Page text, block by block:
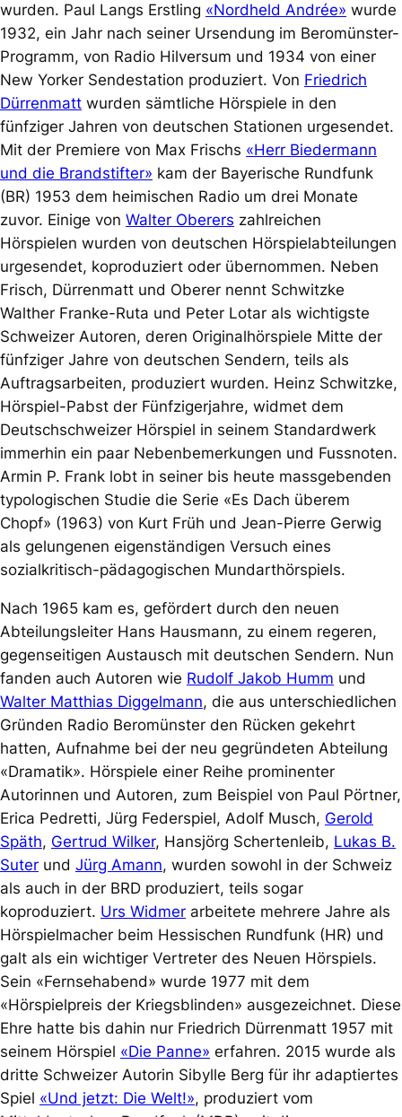
wurden. Paul Langs Erstling «Nordheld Andrée» wurde
1932, ein Jahr nach seiner Ursendung im Beromünster-
Programm, von Radio Hilversum und 1934 von einer
New Yorker Sendestation produziert. Von Friedrich
Dürrenmatt wurden sämtliche Hörspiele in den
fünfziger Jahren von deutschen Stationen urgesendet.
Mit der Premiere von Max Frischs «Herr Biedermann
und die Brandstifter» kam der Bayerische Rundfunk
(BR) 1953 dem heimischen Radio um drei Monate
zuvor. Einige von Walter Oberers zahlreichen
Hörspielen wurden von deutschen Hörspielabteilungen
urgesendet, koproduziert oder übernommen. Neben
Frisch, Dürrenmatt und Oberer nennt Schwitzke
Walther Franke-Ruta und Peter Lotar als wichtigste
Schweizer Autoren, deren Originalhörspiele Mitte der
fünfziger Jahre von deutschen Sendern, teils als
Auftragsarbeiten, produziert wurden. Heinz Schwitzke,
Hörspiel-Pabst der Fünfzigerjahre, widmet dem
Deutschschweizer Hörspiel in seinem Standardwerk
immerhin ein paar Nebenbemerkungen und Fussnoten.
Armin P. Frank lobt in seiner bis heute massgebenden
typologischen Studie die Serie «Es Dach überem
Chopf» (1963) von Kurt Früh und Jean-Pierre Gerwig
als gelungenen eigenständigen Versuch eines
sozialkritisch-pädagogischen Mundarthörspiels.
Nach 1965 kam es, gefördert durch den neuen
Abteilungsleiter Hans Hausmann, zu einem regeren,
gegenseitigen Austausch mit deutschen Sendern. Nun
fanden auch Autoren wie Rudolf Jakob Humm und
Walter Matthias Diggelmann, die aus unterschiedlichen
Gründen Radio Beromünster den Rücken gekehrt
hatten, Aufnahme bei der neu gegründeten Abteilung
«Dramatik». Hörspiele einer Reihe prominenter
Autorinnen und Autoren, zum Beispiel von Paul Pörtner,
Erica Pedretti, Jürg Federspiel, Adolf Musch, Gerold
Späth, Gertrud Wilker, Hansjörg Schertenleib, Lukas B.
Suter und Jürg Amann, wurden sowohl in der Schweiz
als auch in der BRD produziert, teils sogar
koproduziert. Urs Widmer arbeitete mehrere Jahre als
Hörspielmacher beim Hessischen Rundfunk (HR) und
galt als ein wichtiger Vertreter des Neuen Hörspiels.
Sein «Fernsehabend» wurde 1977 mit dem
«Hörspielpreis der Kriegsblinden» ausgezeichnet. Diese
Ehre hatte bis dahin nur Friedrich Dürrenmatt 1957 mit
seinem Hörspiel «Die Panne» erfahren. 2015 wurde als
dritte Schweizer Autorin Sibylle Berg für ihr adaptiertes
Spiel «Und jetzt: Die Welt!», produziert vom